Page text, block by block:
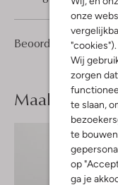
onze
"cookies").
Wij
zorgen
te slaan,
te
op
ga je
Beoordelingen (1)
Maak jelook